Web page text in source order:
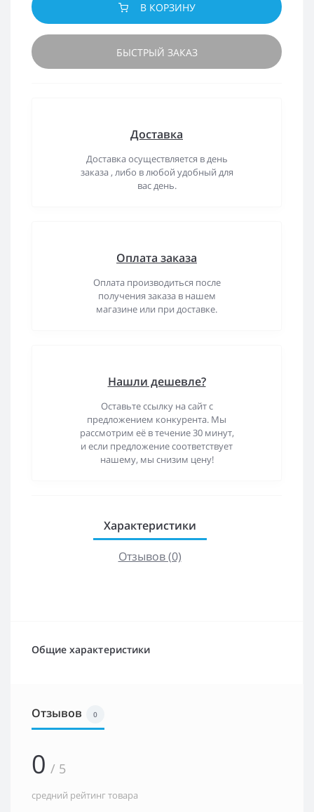
В КОРЗИНУ
БЫСТРЫЙ ЗАКАЗ
Доставка
Доставка осуществляется в день
заказа , либо в любой удобный для
вас день.
Оплата заказа
Оплата производиться после
получения заказа в нашем
магазине или при доставке.
Нашли дешевле?
Оставьте ссылку на сайт с
предложением конкурента. Мы
рассмотрим её в течение 30 минут,
и если предложение соответствует
нашему, мы снизим цену!
Характеристики
Отзывов (0)
Общие характеристики
Отзывов 0
0 / 5
средний рейтинг товара